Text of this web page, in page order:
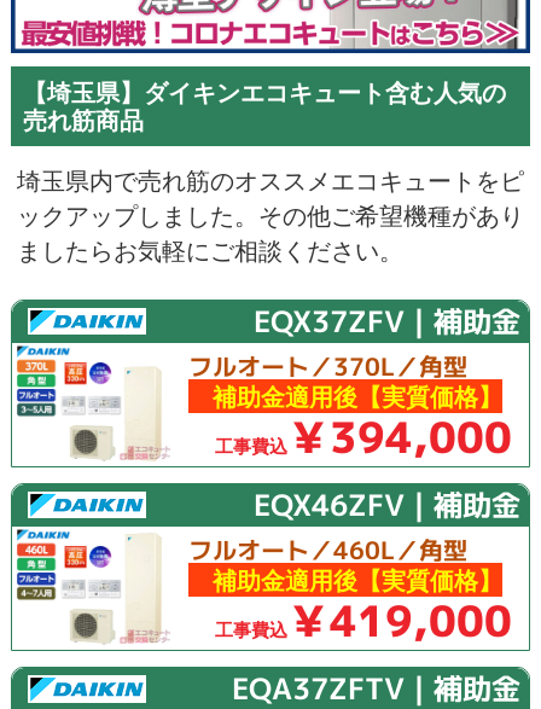
【埼玉県】ダイキンエコキュート含む人気の
売れ筋商品
埼玉県内で売れ筋のオススメエコキュートをピ
ックアップしました。その他ご希望機種があり
ましたらお気軽にご相談ください。
EQX37ZFV｜補助金
フルオート／370L／角型
補助金適用後【実質価格】
工事費込 ￥394,000
EQX46ZFV｜補助金
フルオート／460L／角型
補助金適用後【実質価格】
工事費込 ￥419,000
EQA37ZFTV｜補助金